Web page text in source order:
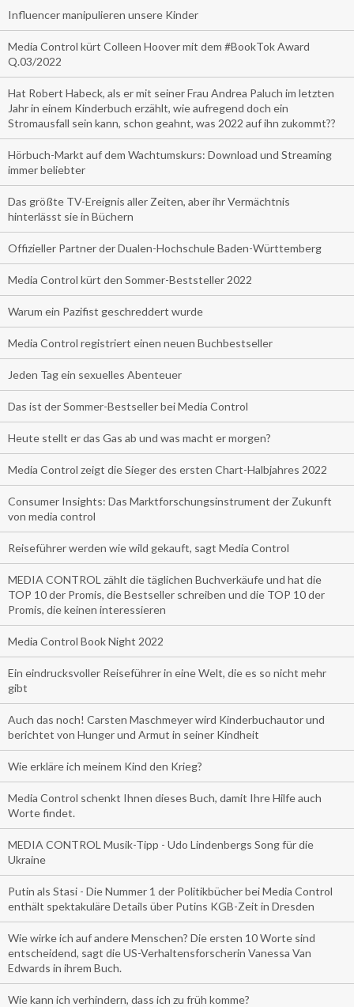
Influencer manipulieren unsere Kinder
Media Control kürt Colleen Hoover mit dem #BookTok Award
Q.03/2022
Hat Robert Habeck, als er mit seiner Frau Andrea Paluch im letzten
Jahr in einem Kinderbuch erzählt, wie aufregend doch ein
Stromausfall sein kann, schon geahnt, was 2022 auf ihn zukommt??
Hörbuch-Markt auf dem Wachtumskurs: Download und Streaming
immer beliebter
Das größte TV-Ereignis aller Zeiten, aber ihr Vermächtnis
hinterlässt sie in Büchern
Offizieller Partner der Dualen-Hochschule Baden-Württemberg
Media Control kürt den Sommer-Beststeller 2022
Warum ein Pazifist geschreddert wurde
Media Control registriert einen neuen Buchbestseller
Jeden Tag ein sexuelles Abenteuer
Das ist der Sommer-Bestseller bei Media Control
Heute stellt er das Gas ab und was macht er morgen?
Media Control zeigt die Sieger des ersten Chart-Halbjahres 2022
Consumer Insights: Das Marktforschungsinstrument der Zukunft
von media control
Reiseführer werden wie wild gekauft, sagt Media Control
MEDIA CONTROL zählt die täglichen Buchverkäufe und hat die
TOP 10 der Promis, die Bestseller schreiben und die TOP 10 der
Promis, die keinen interessieren
Media Control Book Night 2022
Ein eindrucksvoller Reiseführer in eine Welt, die es so nicht mehr
gibt
Auch das noch! Carsten Maschmeyer wird Kinderbuchautor und
berichtet von Hunger und Armut in seiner Kindheit
Wie erkläre ich meinem Kind den Krieg?
Media Control schenkt Ihnen dieses Buch, damit Ihre Hilfe auch
Worte findet.
MEDIA CONTROL Musik-Tipp - Udo Lindenbergs Song für die
Ukraine
Putin als Stasi - Die Nummer 1 der Politikbücher bei Media Control
enthält spektakuläre Details über Putins KGB-Zeit in Dresden
Wie wirke ich auf andere Menschen? Die ersten 10 Worte sind
entscheidend, sagt die US-Verhaltensforscherin Vanessa Van
Edwards in ihrem Buch.
Wie kann ich verhindern, dass ich zu früh komme?